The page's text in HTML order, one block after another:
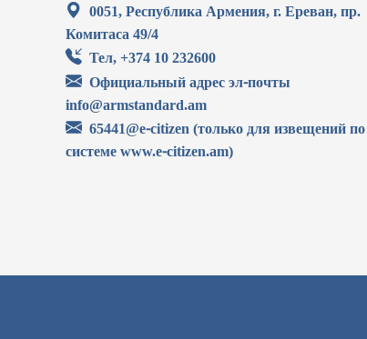
0051, Республика Армения, г. Ереван, пр.
Комитаса 49/4
Тел, +374 10 232600
Официальный адрес эл-почты
info@armstandard.am
65441@e-citizen (только для извещений по
системе www.e-citizen.am)